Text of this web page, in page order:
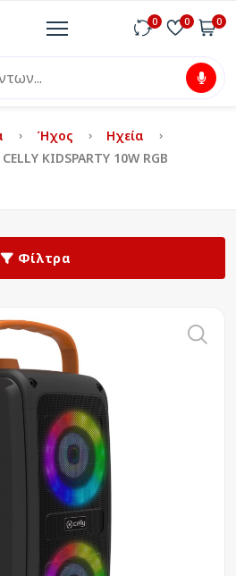
0 0 0
Ήχος
Ηχεία
CELLY KIDSPARTY 10W RGB
Φίλτρα